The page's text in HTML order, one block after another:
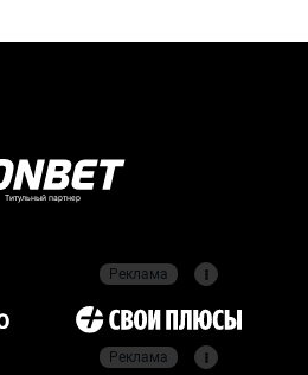
Титульный партнер
Реклама
Реклама